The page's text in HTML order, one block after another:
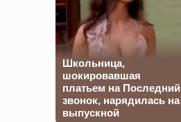
Школьница,
шокировавшая
платьем на Последний
звонок, нарядилась на
выпускной